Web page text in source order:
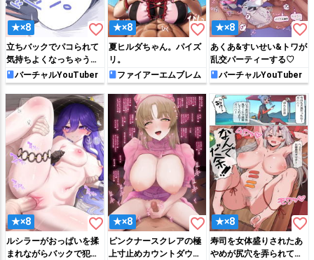
★×8 favorite_border
立ちバックでパコられて
気持ちよくなっちゃうフ
ブキバーチャルYouTuber
★×8 favorite_border
夏ヒルダちゃん。パイズ
リ。
ファイアーエムブレム
★×8 favorite_border
あくあ&すいせい&トワが
乱交パーティーする♡
バーチャルYouTuber
★×8 favorite_border
ルシラーがおっぱいを揉
まれながらバックで犯さ
★×8 favorite_border
ピンクナースクレアの極
上寸止めカウントダウン
★×8 favorite_border
寿司を女体盛りされたあ
やめが尻穴を弄られて潮